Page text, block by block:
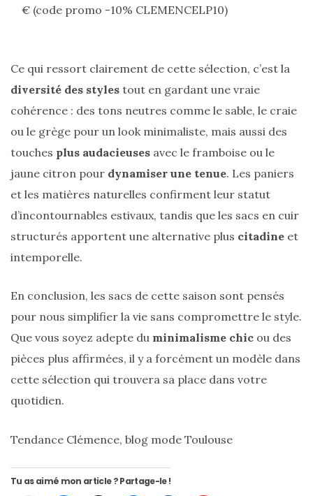
printemps
sélection
chic
et
au
09/05/2026
Zoom
le
Small
€ (code promo -10% CLEMENCELP10)
Ce qui ressort clairement de cette sélection, c’est la
diversité des styles tout en gardant une vraie
cohérence : des tons neutres comme le sable, le craie
ou le grège pour un look minimaliste, mais aussi des
touches plus audacieuses avec le framboise ou le
jaune citron pour dynamiser une tenue. Les paniers
et les matières naturelles confirment leur statut
d’incontournables estivaux, tandis que les sacs en cuir
structurés apportent une alternative plus citadine et
intemporelle.
En conclusion, les sacs de cette saison sont pensés
pour nous simplifier la vie sans compromettre le style.
Que vous soyez adepte du minimalisme chic ou des
pièces plus affirmées, il y a forcément un modèle dans
cette sélection qui trouvera sa place dans votre
quotidien.
Tendance Clémence, blog mode Toulouse
Tu as aimé mon article ? Partage-le !